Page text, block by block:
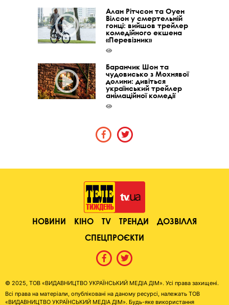
Алан Рітчсон та Оуен
Вілсон у смертельній
гонці: вийшов трейлер
комедійного екшена
«Перевізник»
Баранчик Шон та
чудовисько з Мохнявої
долини: дивіться
український трейлер
анімаційної комедії
НОВИНИ КІНО TV ТРЕНДИ
ДОЗВІЛЛЯ
СПЕЦПРОЄКТИ
© 2025, ТОВ «ВИДАВНИЦТВО УКРАЇНСЬКИЙ МЕДІА ДІМ». Усі права захищені.
Всі права на матеріали, опубліковані на даному ресурсі, належать ТОВ
«ВИДАВНИЦТВО УКРАЇНСЬКИЙ МЕДІА ДІМ». Будь-яке використання